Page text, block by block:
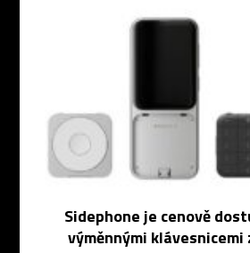
Sidephone je cenově
výměnnými klávesnicemi